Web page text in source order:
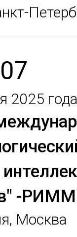
07
2025 года
-
Москва